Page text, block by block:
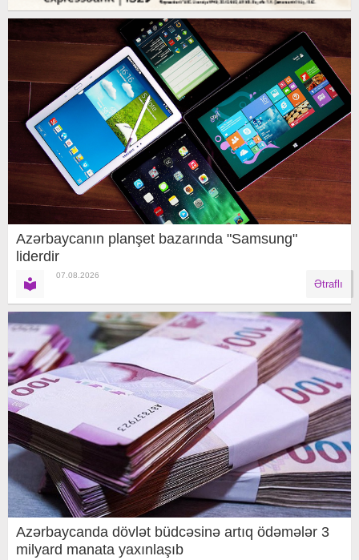
Azərbaycanın planşet bazarında "Samsung"
liderdir
07.08.2026
Ətraflı
Azərbaycanda dövlət büdcəsinə artıq ödəmələr 3
milyard manata yaxınlaşıb